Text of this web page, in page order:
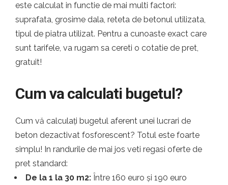
este calculat in functie de mai multi factori:
suprafata, grosime dala, reteta de betonul utilizata,
tipul de piatra utilizat. Pentru a cunoaste exact care
sunt tarifele, va rugam sa cereti o cotatie de pret,
gratuit!
Cum va calculati bugetul?
Cum vă calculați bugetul aferent unei lucrari de
beton dezactivat fosforescent? Totul este foarte
simplu! In randurile de mai jos veti regasi oferte de
pret standard:
De la 1 la 30 m2: Între 160 euro și 190 euro